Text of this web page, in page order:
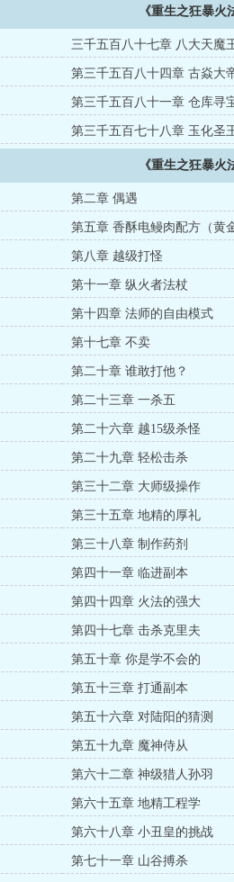
《重生之狂暴火
三千五百八十七章 八大天魔
第三千五百八十四章 古焱大
第三千五百八十一章 仓库寻
第三千五百七十八章 玉化圣
《重生之狂暴火
第二章 偶遇
第五章 香酥电鳗肉配方（黄
第八章 越级打怪
第十一章 纵火者法杖
第十四章 法师的自由模式
第十七章 不卖
第二十章 谁敢打他？
第二十三章 一杀五
第二十六章 越15级杀怪
第二十九章 轻松击杀
第三十二章 大师级操作
第三十五章 地精的厚礼
第三十八章 制作药剂
第四十一章 临进副本
第四十四章 火法的强大
第四十七章 击杀克里夫
第五十章 你是学不会的
第五十三章 打通副本
第五十六章 对陆阳的猜测
第五十九章 魔神侍从
第六十二章 神级猎人孙羽
第六十五章 地精工程学
第六十八章 小丑皇的挑战
第七十一章 山谷搏杀